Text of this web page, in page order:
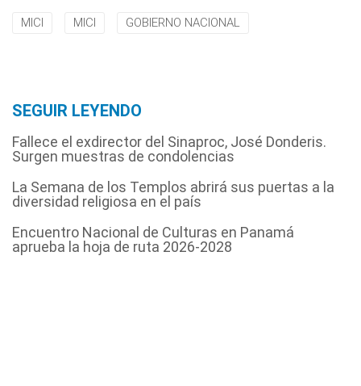
MICI MICI GOBIERNO NACIONAL
SEGUIR LEYENDO
Fallece el exdirector del Sinaproc, José Donderis.
Surgen muestras de condolencias
La Semana de los Templos abrirá sus puertas a la
diversidad religiosa en el país
Encuentro Nacional de Culturas en Panamá
aprueba la hoja de ruta 2026-2028